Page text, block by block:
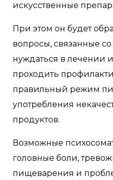
искусственные
При этом он будет
вопросы, связанные
нуждаться в лечении
проходить
правильный режим
употребления
продуктов.
Возможные
головные боли,
пищеварения и